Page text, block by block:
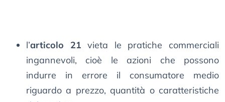
l’articolo 21 vieta le pratiche commerciali
ingannevoli, cioè le azioni che possono
indurre in errore il consumatore medio
riguardo a prezzo, quantità o caratteristiche